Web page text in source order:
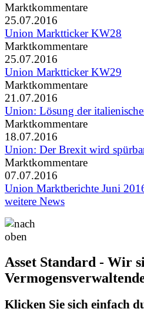
Marktkommentare
25.07.2016
Union Marktticker KW28
Marktkommentare
25.07.2016
Union Marktticker KW29
Marktkommentare
21.07.2016
Union: Lösung der
Marktkommentare
18.07.2016
Union: Der Brexit wird
Marktkommentare
07.07.2016
Union Marktberichte Juni
weitere News
Asset Standard - Wir
Klicken Sie sich einfach